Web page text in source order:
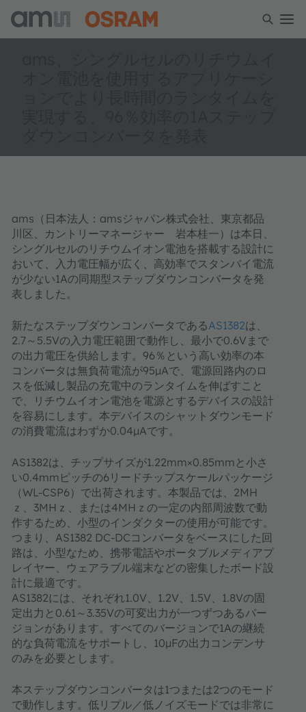
ams（日本法人：amsジャパン株式会社、東京都品
川区、カントリーマネージャー 岩本桂一）は本日、
シングルセルのリチウムイオン電池を搭載する設計に
おいて、入力電圧幅が広く、高効率でスタンバイ電流
が少ない1Aの同期型ステップダウンコンバータを発
表しました。
新たなステップダウンコンバータであるAS1382は、
2.7～5.5Vの入力電圧範囲で動作し、最小で0.6Vまで
の出力電圧を供給します。96％という高い効率の本
コンバータは無負荷電流が95μAで、電源回路内のロ
スを低減し製品の充電中のランタイムを伸ばすこと
で、リチウムイオン電池を電源とするデバイスの設計
を容易にします。本デバイスのシャットダウンモード
の消費電流はわずか0.04μAです。
AS1382は、チップサイズが1.22mm×0.85mmと小さ
い0.4mmピッチの6リードチップスケールパッケージ
（WL-CSP6）で出荷されます。本製品では、2MH
ｚ、3MHｚ、または4MHｚの一定の内部周波数で動
作するため、小型のインダクターの使用が可能です。
つまり、AS1382 DC-DCコンバータをベースにした回
路は、小型なため、携帯電話やポータブルメディアプ
レイヤー、ウェアラブル端末などの密集したボード設
計に最適です。
AS1382には、それぞれ1.0V、1.2V、1.5V、1.8Vの固
定出力と0.61～3.35Vの可変出力が一つずつあるバー
ジョンがあります。すべてのバージョンで1Aの継続
的な負荷電流をサポートし、10μFの出力コンデンサ
のみを必要とします。
本ステップダウンコンバータは1つまたは2つのモード
で動作します。低リプル／低ノイズモードでは非常に